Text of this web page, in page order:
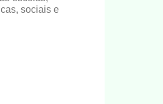
sociais e